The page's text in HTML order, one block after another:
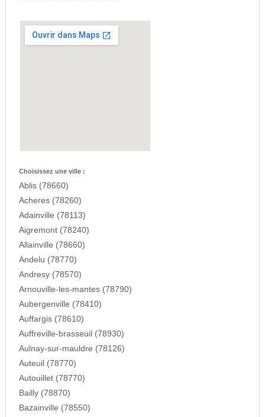
Choisissez une ville :
Ablis (78660)
Acheres (78260)
Adainville (78113)
Aigremont (78240)
Allainville (78660)
Andelu (78770)
Andresy (78570)
Arnouville-les-mantes (78790)
Aubergenville (78410)
Auffargis (78610)
Auffreville-brasseuil (78930)
Aulnay-sur-mauldre (78126)
Auteuil (78770)
Autouillet (78770)
Bailly (78870)
Bazainville (78550)